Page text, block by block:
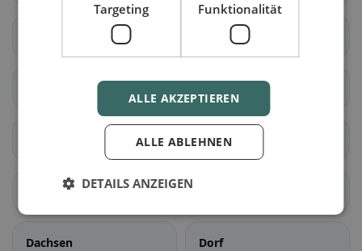
Mettmenstetten Obfelden
Benken ZH
Berg am Irchel
Dachsen Dorf
Targeting Funktionalität
ALLE AKZEPTIEREN
ALLE ABLEHNEN
DETAILS ANZEIGEN